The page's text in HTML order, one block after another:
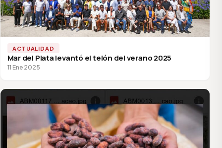
ACTUALIDAD
Mar del Plata levantó el telón del verano 2025
11 Ene 2025